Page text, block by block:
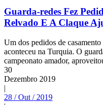
Guarda-redes Fez
Relvado E A Claque
Um dos pedidos de
aconteceu na Turquia. O
campeonato amador,
30
Dezembro 2019
|
28 / Out / 2019